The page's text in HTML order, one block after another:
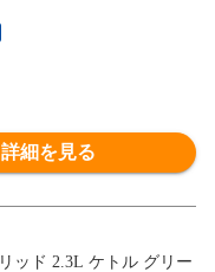
ー 【北海道・沖縄は99
詳細を見る
ッド 2.3L ケトル グリー